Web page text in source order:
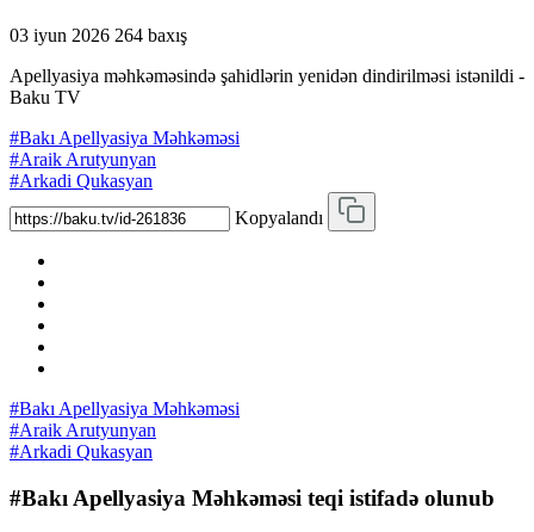
03 iyun 2026 264 baxış
Apellyasiya məhkəməsində şahidlərin yenidən dindirilməsi istənildi -
Baku TV
#Bakı Apellyasiya Məhkəməsi
#Araik Arutyunyan
#Arkadi Qukasyan
Kopyalandı
#Bakı Apellyasiya Məhkəməsi
#Araik Arutyunyan
#Arkadi Qukasyan
#Bakı Apellyasiya Məhkəməsi teqi istifadə olunub